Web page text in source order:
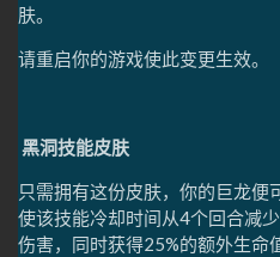
肤。
请重启你的游戏使此变更生效。
黑洞技能皮肤
只需拥有这份皮肤，你的巨龙便
使该技能冷却时间从4个回合减
伤害，同时获得25%的额外生命